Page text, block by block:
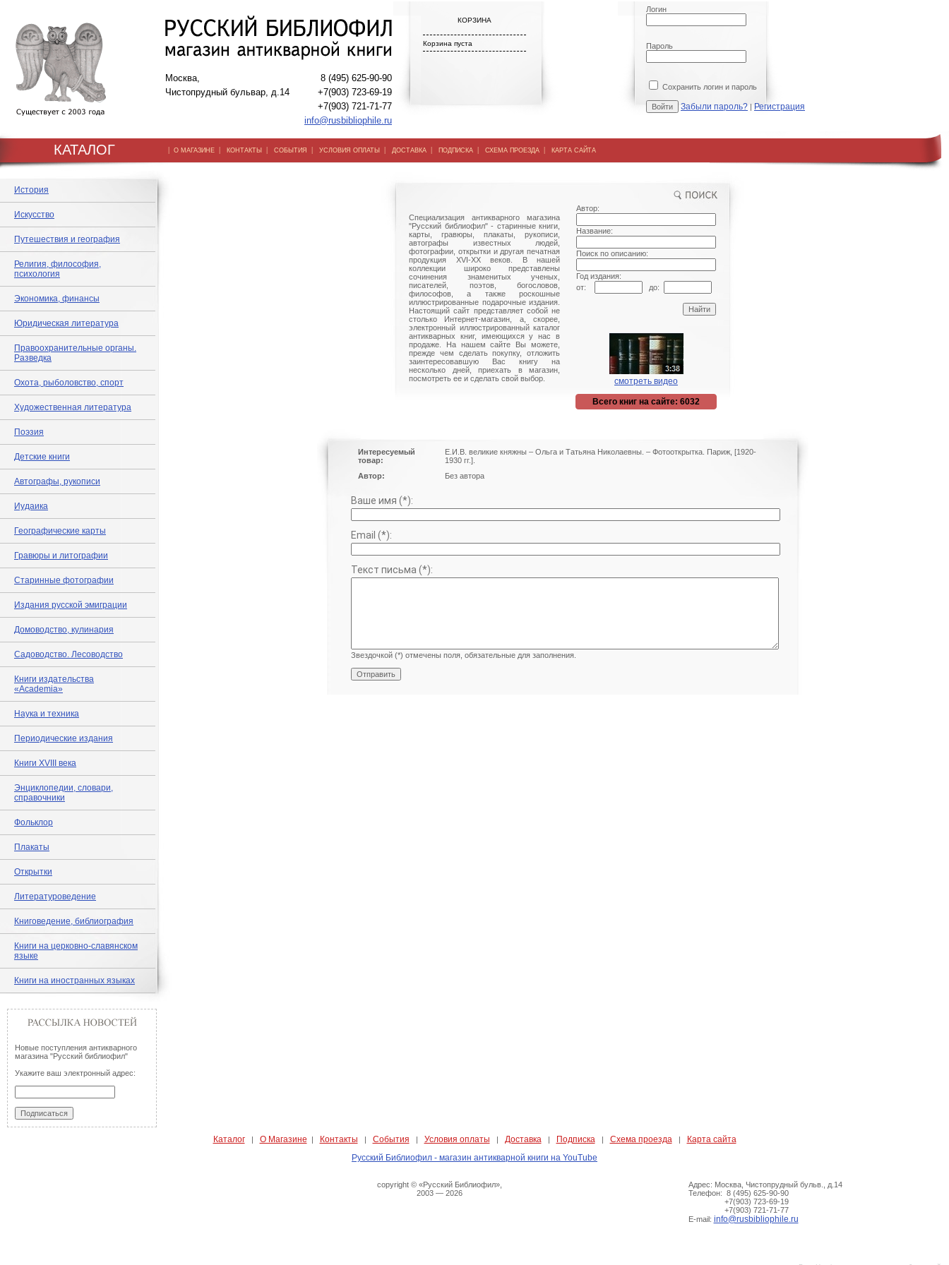
Москва,
Чистопрудный бульвар, д.14
8 (495) 625-90-90
+7(903) 723-69-19
+7(903) 721-71-77
info@rusbibliophile.ru
КОРЗИНА
Корзина пуста
Логин
Пароль
Сохранить логин и пароль
Забыли пароль? | Регистрация
КАТАЛОГ | О МАГАЗИНЕ | КОНТАКТЫ | СОБЫТИЯ | УСЛОВИЯ ОПЛАТЫ | ДОСТАВКА | ПОДПИСКА | СХЕМА ПРОЕЗДА | КАРТА САЙТА
История
Искусство
Путешествия и география
Религия, философия,
психология
Экономика, финансы
Юридическая литература
Правоохранительные органы.
Разведка
Охота, рыболовство, спорт
Художественная литература
Поэзия
Детские книги
Автографы, рукописи
Иудаика
Географические карты
Гравюры и литографии
Старинные фотографии
Издания русской эмиграции
Домоводство, кулинария
Садоводство. Лесоводство
Книги издательства
«Academia»
Наука и техника
Периодические издания
Книги XVIII века
Энциклопедии, словари,
справочники
Фольклор
Плакаты
Открытки
Литературоведение
Книговедение, библиография
Книги на церковно-славянском
языке
Книги на иностранных языках
Новые поступления антикварного
магазина "Русский библиофил"
Укажите ваш электронный адрес:
Специализация антикварного магазина
"Русский библиофил" - старинные книги,
карты, гравюры, плакаты, рукописи,
автографы известных людей,
фотографии, открытки и другая печатная
продукция XVI-XX веков. В нашей
коллекции широко представлены
сочинения знаменитых ученых,
писателей, поэтов, богословов,
философов, а также роскошные
иллюстрированные подарочные издания.
Настоящий сайт представляет собой не
столько Интернет-магазин, а, скорее,
электронный иллюстрированный каталог
антикварных книг, имеющихся у нас в
продаже. На нашем сайте Вы можете,
прежде чем сделать покупку, отложить
заинтересовавшую Вас книгу на
несколько дней, приехать в магазин,
посмотреть ее и сделать свой выбор.
Автор:
Название:
Поиск по описанию:
Год издания:
от:
до:
смотреть видео
Всего книг на сайте: 6032
Интересуемый
товар:
Е.И.В. великие княжны – Ольга и Татьяна Николаевны. – Фотооткрытка. Париж, [1920-
1930 гг.].
Автор:
Без автора
Ваше имя (*):
Email (*):
Текст письма (*):
Звездочкой (*) отмечены поля, обязательные для заполнения.
Каталог| О Магазине | Контакты | События | Условия оплаты | Доставка | Подписка | Схема проезда |
Карта сайта
Русский Библиофил - магазин антикварной книги на YouTube
copyright © «Русский Библиофил»,
2003 — 2026
Адрес: Москва, Чистопрудный бульв., д.14
Телефон: 8 (495) 625-90-90
+7(903) 723-69-19
+7(903) 721-71-77
E-mail: info@rusbibliophile.ru